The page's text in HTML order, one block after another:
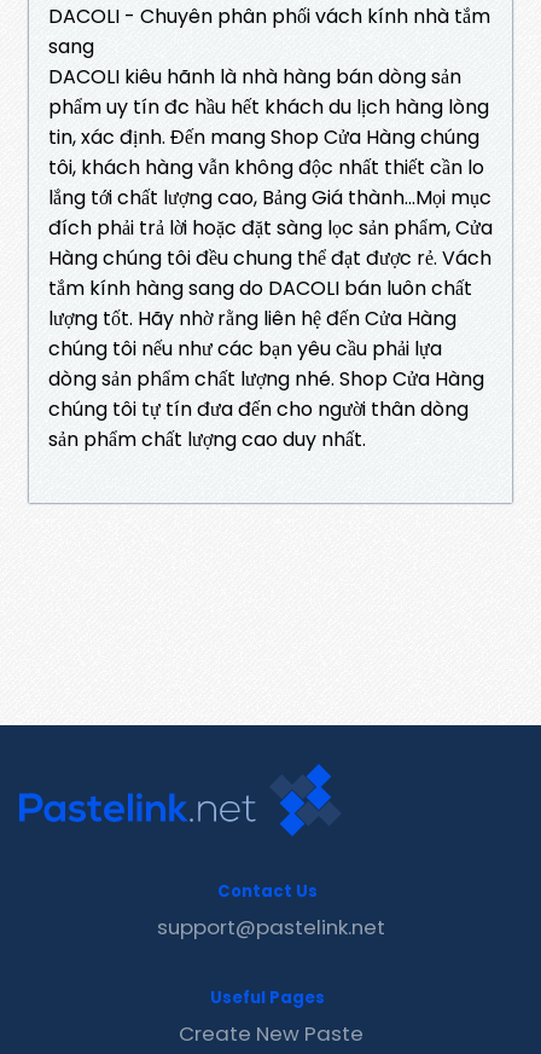
DACOLI - Chuyên phân phối vách kính nhà tắm
sang
DACOLI kiêu hãnh là nhà hàng bán dòng sản
phẩm uy tín đc hầu hết khách du lịch hàng lòng
tin, xác định. Đến mang Shop Cửa Hàng chúng
tôi, khách hàng vẫn không độc nhất thiết cần lo
lắng tới chất lượng cao, Bảng Giá thành…Mọi mục
đích phải trả lời hoặc đặt sàng lọc sản phẩm, Cửa
Hàng chúng tôi đều chung thể đạt được rẻ. Vách
tắm kính hàng sang do DACOLI bán luôn chất
lượng tốt. Hãy nhờ rằng liên hệ đến Cửa Hàng
chúng tôi nếu như các bạn yêu cầu phải lựa
dòng sản phẩm chất lượng nhé. Shop Cửa Hàng
chúng tôi tự tín đưa đến cho người thân dòng
sản phẩm chất lượng cao duy nhất.
Contact Us
support@pastelink.net
Useful Pages
Create New Paste